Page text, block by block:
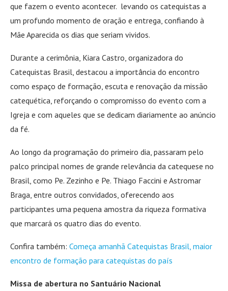
que fazem o evento acontecer. levando os catequistas a
um profundo momento de oração e entrega, confiando à
Mãe Aparecida os dias que seriam vividos.
Durante a cerimônia, Kiara Castro, organizadora do
Catequistas Brasil, destacou a importância do encontro
como espaço de formação, escuta e renovação da missão
catequética, reforçando o compromisso do evento com a
Igreja e com aqueles que se dedicam diariamente ao anúncio
da fé.
Ao longo da programação do primeiro dia, passaram pelo
palco principal nomes de grande relevância da catequese no
Brasil, como Pe. Zezinho e Pe. Thiago Faccini e Astromar
Braga, entre outros convidados, oferecendo aos
participantes uma pequena amostra da riqueza formativa
que marcará os quatro dias do evento.
Confira também: Começa amanhã Catequistas Brasil, maior
encontro de formação para catequistas do país
Missa de abertura no Santuário Nacional